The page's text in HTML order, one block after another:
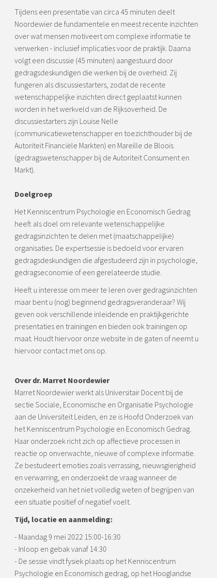
Tijdens een presentatie van circa 45 minuten deelt
Noordewier de fundamentele en meest recente inzichten
over wat mensen motiveert om complexe informatie te
verwerken - inclusief implicaties voor de praktijk. Daarna
volgt een discussie (45 minuten) aangestuurd door
gedragsdeskundigen die werken bij de overheid. Zij
fungeren als discussiestarters, zodat de recente
wetenschappelijke inzichten direct geplaatst kunnen
worden in het werkveld van de Rijksoverheid. De
discussiestarters zijn Louise Nelle
(communicatiewetenschapper en toezichthouder bij de
Autoriteit Financiële Markten) en Mareille de Bloois
(gedragswetenschapper bij de Autoriteit Consument en
Markt).
Doelgroep
Het Kenniscentrum Psychologie en Economisch Gedrag
heeft als doel om relevante wetenschappelijke
gedragsinzichten te delen met (maatschappelijke)
organisaties. De expertsessie is bedoeld voor ervaren
gedragsdeskundigen die afgestudeerd zijn in psychologie,
gedragseconomie of een gerelateerde studie.
Heeft u interesse om meer te leren over gedragsinzichten
maar bent u (nog) beginnend gedragsveranderaar? Wij
geven ook verschillende inleidende en praktijkgerichte
presentaties en trainingen en bieden ook trainingen op
maat. Houdt hiervoor onze website in de gaten of neemt u
hiervoor contact met ons op.
Over dr. Marret Noordewier
Marret Noordewier werkt als Universitair Docent bij de
sectie Sociale, Economische en Organisatie Psychologie
aan de Universiteit Leiden, en ze is Hoofd Onderzoek van
het Kenniscentrum Psychologie en Economisch Gedrag.
Haar onderzoek richt zich op affectieve processen in
reactie op onverwachte, nieuwe of complexe informatie.
Ze bestudeert emoties zoals verrassing, nieuwsgierigheid
en verwarring, en onderzoekt de vraag wanneer de
onzekerheid van het niet volledig weten of begrijpen van
een situatie positief of negatief voelt.
Tijd, locatie en aanmelding:
- Maandag 9 mei 2022 15:00-16:30
- Inloop en gebak vanaf 14:30
- De sessie vindt fysiek plaats op het Kenniscentrum
Psychologie en Economisch gedrag, op het Hooglandse